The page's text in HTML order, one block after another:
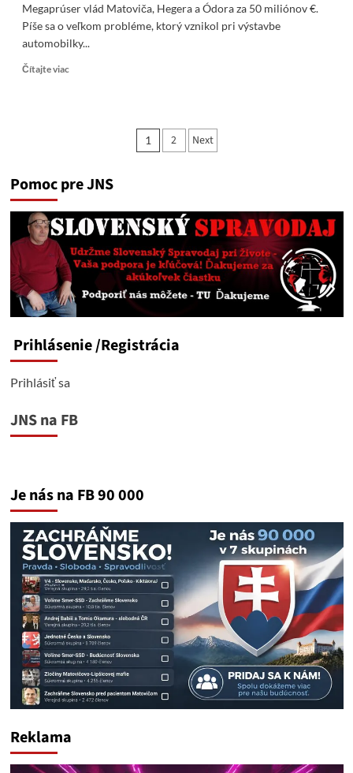
Megaprúser vlád Matoviča, Hegera a Ódora za 50 miliónov €.
Píše sa o veľkom probléme, ktorý vznikol pri výstavbe
automobilky...
Čítajte viacRead
Ódora
50
miliónov
€
Stránkovanie
1 2 Next
Pomoc pre JNS
Prihlásenie/Registrácia
Prihlásiť sa
JNS na FB
Je nás na FB 90 000
Reklama